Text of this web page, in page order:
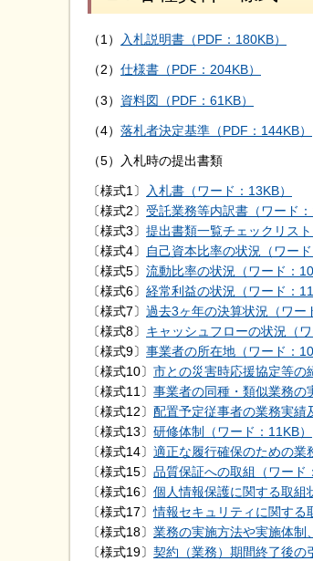
（1） 入札説明書（PDF：180KB）
（2） 仕様書（PDF：204KB）
（3） 資料図（PDF：61KB）
（4） 落札者決定基準（PDF：144KB）
（5）入札時の提出書類
〔様式1〕
入札書（ワード：13KB）
〔様式2〕 受託業務等内訳書（ワード：
〔様式3〕 提出書類一覧チェックリスト
〔様式4〕
自己資本比率の状況（ワード
〔様式5〕 流動比率の状況（ワード：
〔様式6〕 経常利益の状況（ワード：
〔様式7〕 過去3ヶ年の決算状況（ワー
〔様式8〕 キャッシュフローの状況（ワ
〔様式9〕 事業者の所在地（ワード：
〔様式10〕 市との災害時応援協定等の
〔様式11〕 事業者の同種・類似業務の
〔様式12〕 配置予定従事者の業務実績
〔様式13〕 研修体制（ワード：11KB）
〔様式14〕 適正な履行確保のための業
〔様式15〕 品質保証への取組（ワード
〔様式16〕 個人情報保護に関する取組
〔様式17〕情報セキュリティに関する
〔様式18〕 業務の実施方法や実施体制
〔様式19〕 契約（業務）期間終了後の